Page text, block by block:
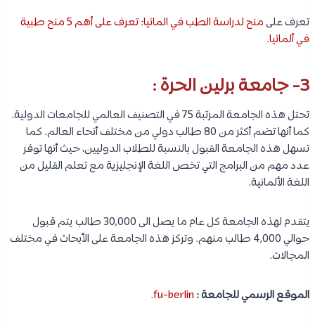
الموقع الرسمي للجامعة : heidelberg
تعرف على دراسة اللغة الالمانية في المانيا: شروط التأشيرة، وأكثر من
850 دورة لغة
.
2- جامعة فرايبورغ :
تحتل هذه الجامعة المرتبة رقم 95 في التصنيف العالمي للجامعات
والمرتبة 101 من حيث الترتيب الأكاديمي العالمي للجامعات الدولية. وهي
تعتبر واحدة من بين جامعات سهلة ألمانية سهلة القبول. كما تعتبر
أيضًا من بين الأرخص في ألمانيا والعالم.